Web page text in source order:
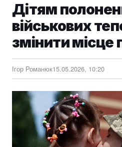
Дітям
військових
змінити
Ігор Романюк15.05.2026, 10:20